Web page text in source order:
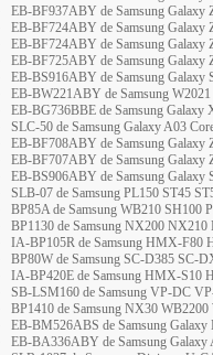
EB-BF937ABY de Samsung Galaxy
EB-BF724ABY de Samsung Galaxy
EB-BF724ABY de Samsung Galaxy
EB-BF725ABY de Samsung Galaxy
EB-BS916ABY de Samsung Galaxy
EB-BW221ABY de Samsung W2021
EB-BG736BBE de Samsung Galaxy
SLC-50 de Samsung Galaxy A03
EB-BF708ABY de Samsung Galaxy
EB-BF707ABY de Samsung Galaxy
EB-BS906ABY de Samsung Galaxy
SLB-07 de Samsung PL150 ST45
BP85A de Samsung WB210 SH100
BP1130 de Samsung NX200
IA-BP105R de Samsung HMX-F80
BP80W de Samsung SC-D385 SC-
IA-BP420E de Samsung HMX-
SB-LSM160 de Samsung VP-DC
BP1410 de Samsung NX30 WB2200
EB-BM526ABS de Samsung
EB-BA336ABY de Samsung Galaxy